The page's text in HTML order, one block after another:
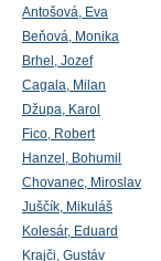
Antošová, Eva
Beňová, Monika
Brhel, Jozef
Cagala, Milan
Džupa, Karol
Fico, Robert
Hanzel, Bohumil
Chovanec, Miroslav
Juščík, Mikuláš
Kolesár, Eduard
Krajči, Gustáv